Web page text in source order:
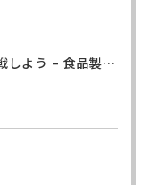
新たな可能性に挑戦しよう – 食品製造の世界へ